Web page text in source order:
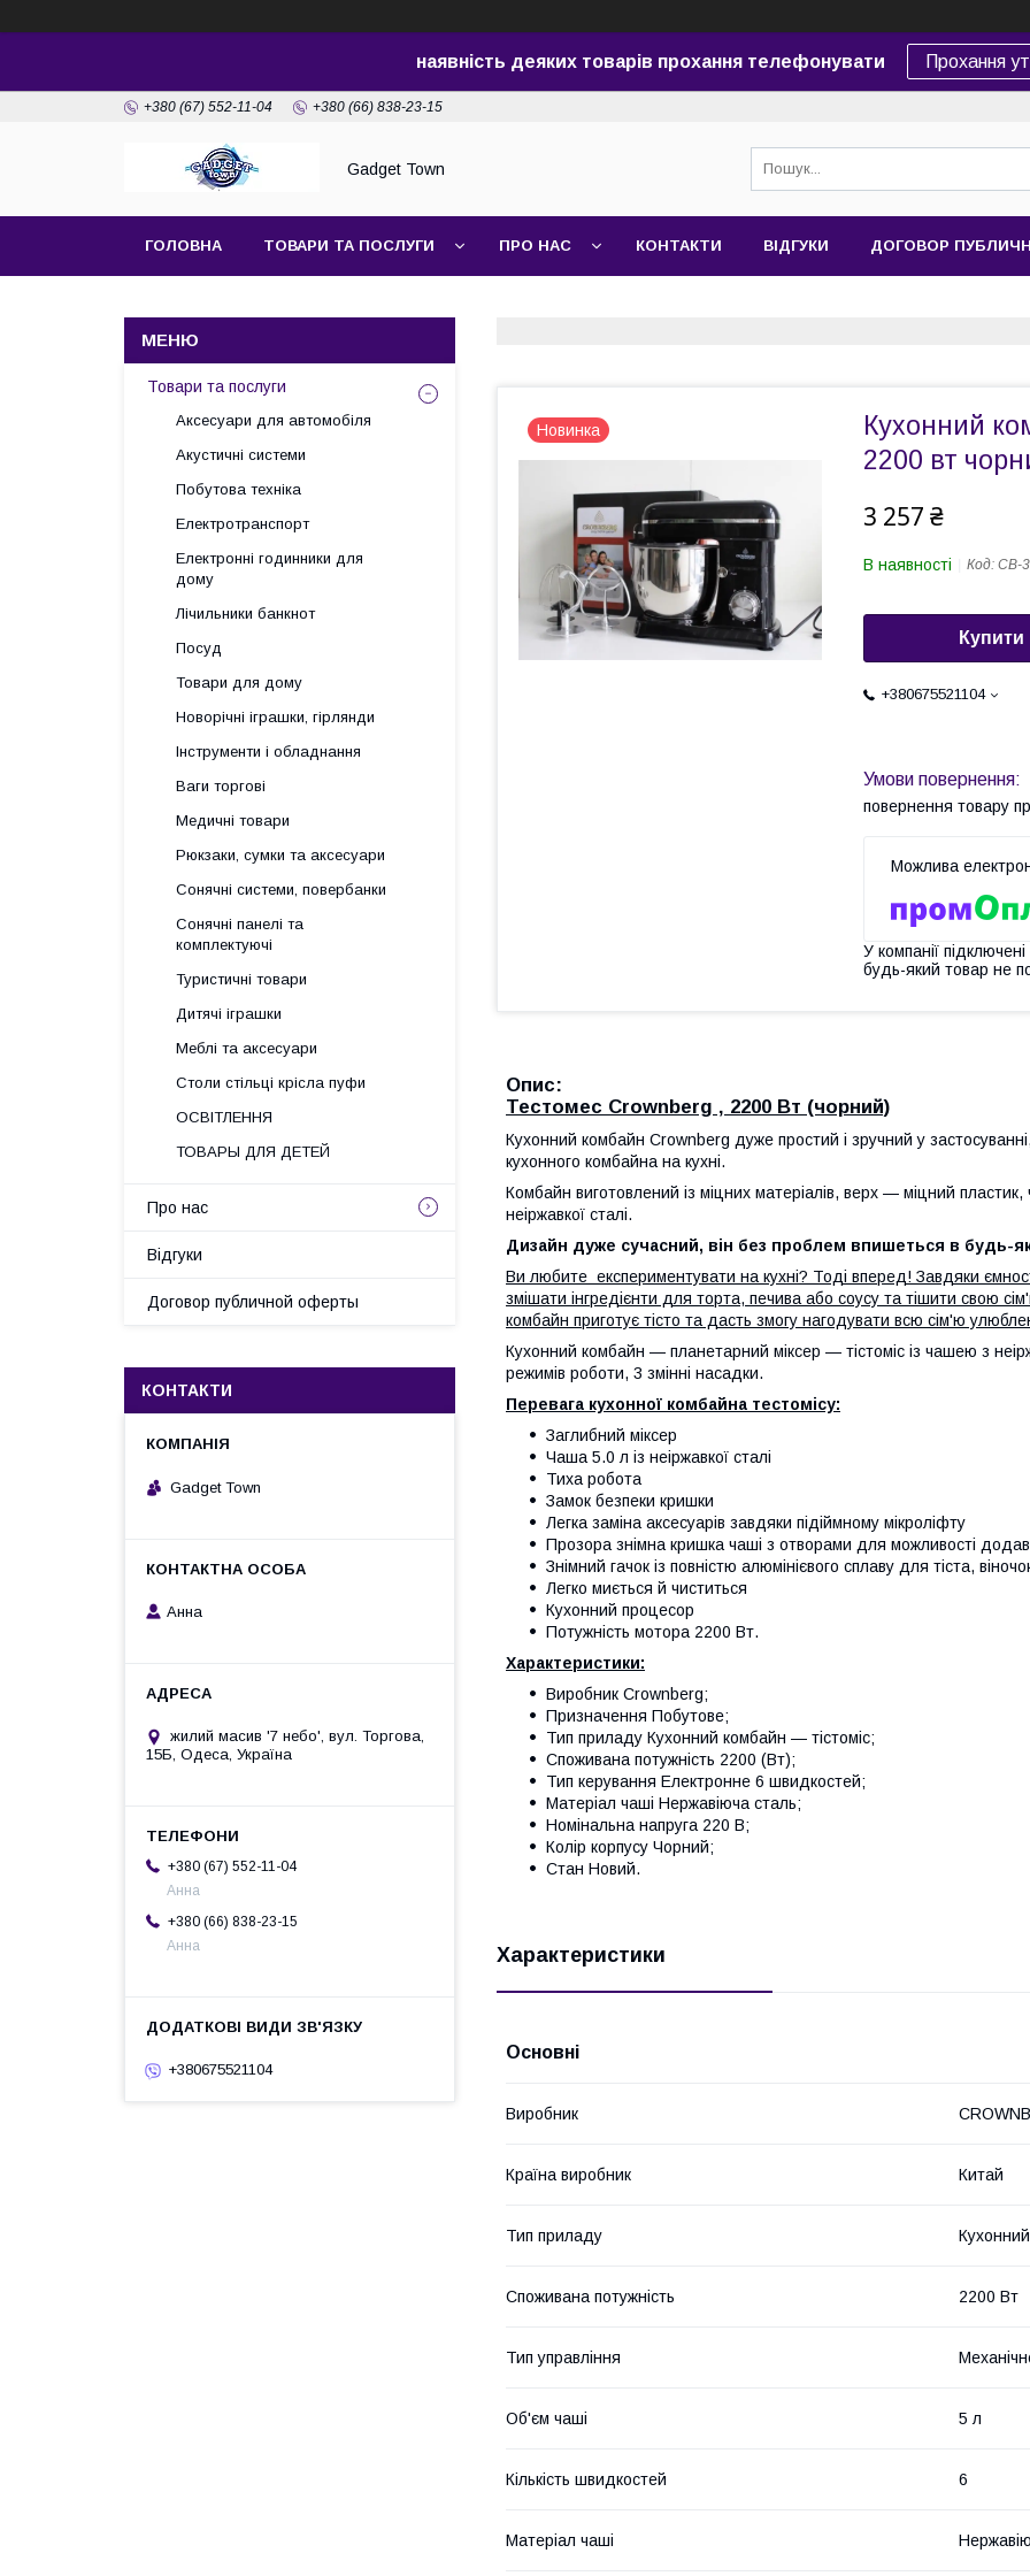
наявність деяких товарів прохання телефонувати Прохання
+380 (67) 552-11-04 +380 (66) 838-23-15
Gadget Town
ГОЛОВНА ТОВАРИ ТА ПОСЛУГИ ПРО НАС КОНТАКТИ ВІДГУКИ ДОГОВОР
Новинка
Кухонний
2200 вт
3 257 ₴
В наявності Код: CB-
Купити
+380675521104
повернення товару
У компанії
будь-який товар не
Опис:
Тестомес Crownberg , 2200 Вт (чорний)
Кухонний комбайн Crownberg дуже простий і зручний у
кухонного комбайна на кухні.
Комбайн виготовлений із міцних матеріалів, верх — міцний
неіржавкої сталі.
Дизайн дуже сучасний, він без проблем впишеться в будь-
Ви любите експериментувати на кухні? Тоді вперед! Завдяки
змішати інгредієнти для торта, печива або соусу та тішити свою
комбайн приготує тісто та дасть змогу нагодувати всю сім'ю
Кухонний комбайн — планетарний міксер — тістоміс із чашею з
режимів роботи, 3 змінні насадки.
Перевага кухонної комбайна тестомісу:
Заглибний міксер
Чаша 5.0 л із неіржавкої сталі
Тиха робота
Замок безпеки кришки
Легка заміна аксесуарів завдяки підіймному мікроліфту
Прозора знімна кришка чаші з отворами для можливості
Знімний гачок із повністю алюмінієвого сплаву для тіста,
Легко миється й чиститься
Кухонний процесор
Потужність мотора 2200 Вт.
Характеристики:
Виробник Crownberg;
Призначення Побутове;
Тип приладу Кухонний комбайн — тістоміс;
Споживана потужність 2200 (Вт);
Тип керування Електронне 6 швидкостей;
Матеріал чаші Нержавіюча сталь;
Номінальна напруга 220 В;
Колір корпусу Чорний;
Стан Новий.
Характеристики
Основні
Виробник
Країна виробник Китай
Тип приладу
Споживана потужність 2200 Вт
Тип управління
Об'єм чаші 5 л
Кількість швидкостей 6
Матеріал чаші
Товари та послуги
Аксесуари для автомобіля
Акустичні системи
Побутова техніка
Електротранспорт
Електронні годинники для
дому
Лічильники банкнот
Посуд
Товари для дому
Новорічні іграшки, гірлянди
Інструменти і обладнання
Ваги торгові
Медичні товари
Рюкзаки, сумки та аксесуари
Сонячні системи, повербанки
Сонячні панелі та
комплектуючі
Туристичні товари
Дитячі іграшки
Меблі та аксесуари
Столи стільці крісла пуфи
ОСВІТЛЕННЯ
ТОВАРЫ ДЛЯ ДЕТЕЙ
Про нас
Відгуки
Договор публичной оферты
КОНТАКТИ
Gadget Town
Анна
жилий масив '7 небо', вул. Торгова,
15Б, Одеса, Україна
+380 (67) 552-11-04
Анна
+380 (66) 838-23-15
Анна
+380675521104